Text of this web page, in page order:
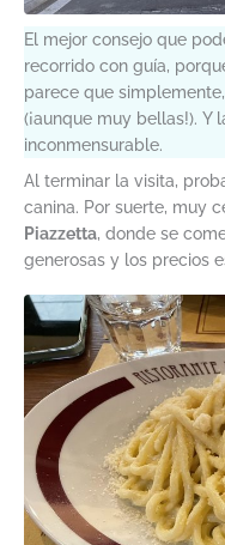
El mejor consejo que
recorrido con guía,
parece que
(¡aunque muy bellas!). Y
inconmensurable.
Al terminar la visita,
canina. Por suerte, muy
Piazzetta, donde se
generosas y los precios